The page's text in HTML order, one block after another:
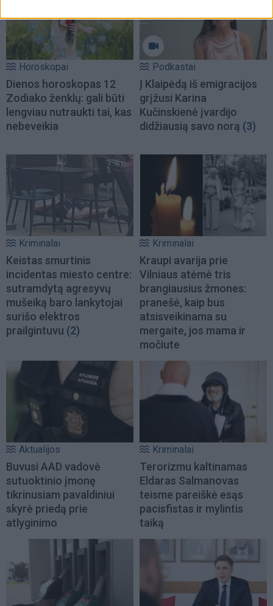
Horoskopai
Dienos horoskopas 12
Zodiako ženklų: gali būti
lengviau nutraukti tai, kas
nebeveikia
Podkastai
Į Klaipėdą iš emigracijos
grįžusi Karina
Kučinskienė įvardijo
didžiausią savo norą (3)
Kriminalai
Keistas smurtinis
incidentas miesto centre:
sutramdytą agresyvų
mušeiką baro lankytojai
surišo elektros
prailgintuvu (2)
Kriminalai
Kraupi avarija prie
Vilniaus atėmė tris
brangiausius žmones:
pranešė, kaip bus
atsisveikinama su
mergaite, jos mama ir
močiute
Aktualijos
Buvusi AAD vadovė
sutuoktinio įmonę
tikrinusiam pavaldiniui
skyrė priedą prie
atlyginimo
Kriminalai
Terorizmu kaltinamas
Eldaras Salmanovas
teisme pareiškė esąs
pacisfistas ir mylintis
taiką